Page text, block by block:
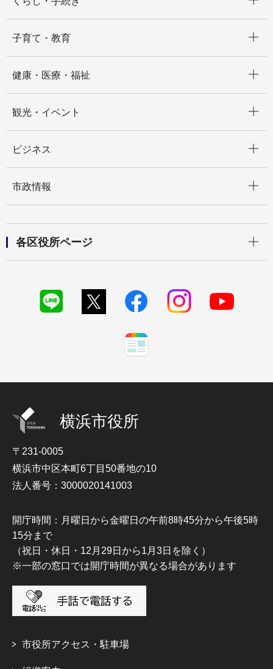
子育て・教育
健康・医療・福祉
観光・イベント
ビジネス
市政情報
各区役所ページ
横浜市役所
〒231-0005
横浜市中区本町6丁目50番地の10
法人番号：3000020141003
開庁時間：月曜日から金曜日の午前8時45分から午後5時
15分まで
（祝日・休日・12月29日から1月3日を除く）
※一部の窓口では開庁時間が異なる場合があります
市役所アクセス・駐車場